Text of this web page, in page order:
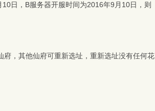
日，B服务器开服时间为2016年9月10日，则
府，其他仙府可重新选址，重新选址没有任何花